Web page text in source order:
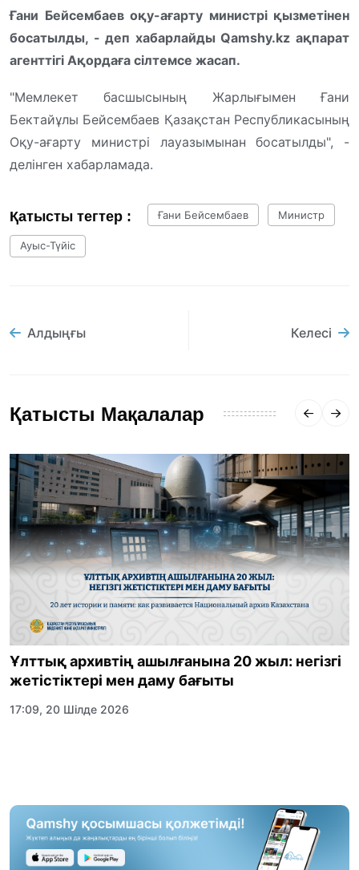
Ғани Бейсембаев оқу-ағарту министрі қызметінен
босатылды, - деп хабарлайды Qamshy.kz ақпарат
агенттігі Ақордаға сілтемсе жасап.
"Мемлекет басшысының Жарлығымен Ғани
Бектайұлы Бейсембаев Қазақстан Республикасының
Оқу-ағарту министрі лауазымынан босатылды", -
делінген хабарламада.
Қатысты тегтер : Ғани Бейсембаев Министр
Ауыс-Түйіс
Алдыңғы Келесі
Қатысты Мақалалар
Ұлттық архивтің ашылғанына 20 жыл: негізгі
жетістіктері мен даму бағыты
17:09, 20 Шілде 2026